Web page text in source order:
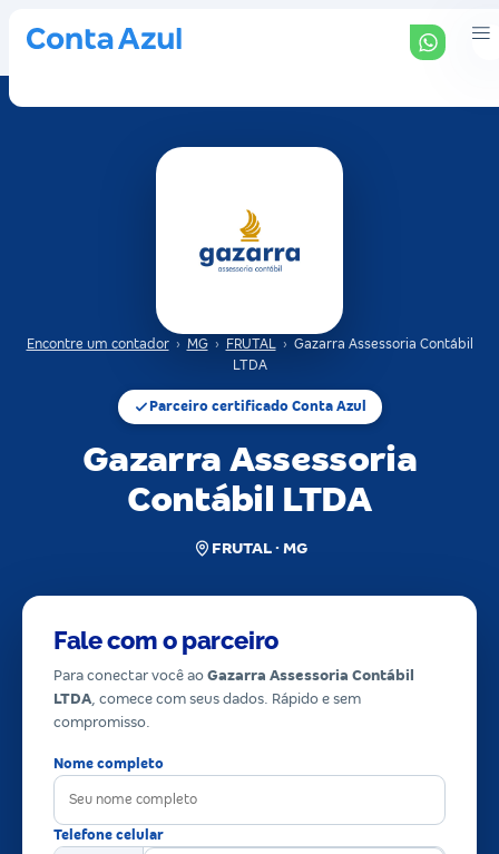
Encontre um contador › MG › FRUTAL › Gazarra Assessoria Contábil
LTDA
Parceiro certificado Conta Azul
Gazarra Assessoria
Contábil LTDA
FRUTAL · MG
Fale com o parceiro
Para conectar você ao Gazarra Assessoria Contábil
LTDA, comece com seus dados. Rápido e sem
compromisso.
Nome completo
Telefone celular